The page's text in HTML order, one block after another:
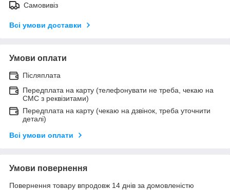
Самовивіз
Всі умови доставки
Умови оплати
Післяплата
Передплата на карту (телефонувати не треба, чекаю на
СМС з реквізитами)
Передплата на карту (чекаю на дзвінок, треба уточнити
деталі)
Всі умови оплати
Умови повернення
Повернення товару впродовж 14 днів за домовленістю